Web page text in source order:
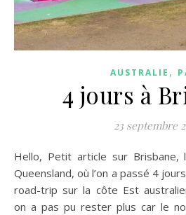
AUSTRALIE ,
4 jours à
23 septembre
Hello, Petit article sur Brisbane, la capitale de l’état du
Queensland, où l’on a passé 4
road-trip sur la côte Est
on a pas pu rester plus car le